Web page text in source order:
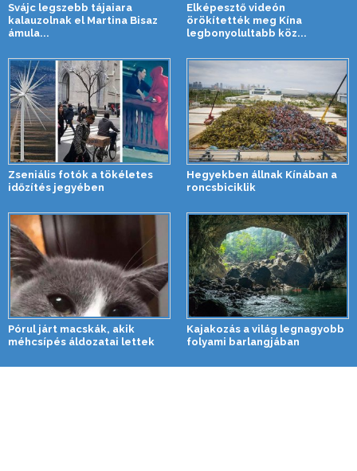
Svájc legszebb tájaiara
kalauzolnak el Martina Bisaz
ámula...
Elképesztő videón
örökítették meg Kína
legbonyolultabb köz...
Zseniális fotók a tökéletes
időzítés jegyében
Hegyekben állnak Kínában a
roncsbiciklik
Pórul járt macskák, akik
méhcsípés áldozatai lettek
Kajakozás a világ legnagyobb
folyami barlangjában